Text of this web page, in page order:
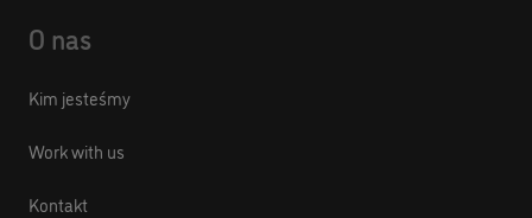
O nas
Kim jesteśmy
Work with us
Kontakt